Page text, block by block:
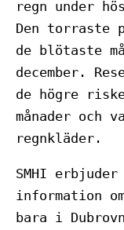
regn under
Den torraste
de blötaste
december.
de högre
månader och
regnkläder.
SMHI
information
bara i